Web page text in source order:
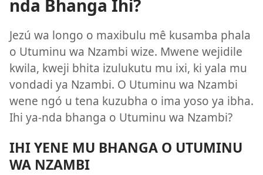
nda Bhanga Ihi?
Jezú wa longo o maxibulu mê kusamba phala
o Utuminu wa Nzambi wize. Mwene wejidile
kwila, kweji bhita izulukutu mu ixi, ki yala mu
vondadi ya Nzambi. O Utuminu wa Nzambi
wene ngó u tena kuzubha o ima yoso ya ibha.
Ihi ya-nda bhanga o Utuminu wa Nzambi?
IHI YENE MU BHANGA O UTUMINU
WA NZAMBI